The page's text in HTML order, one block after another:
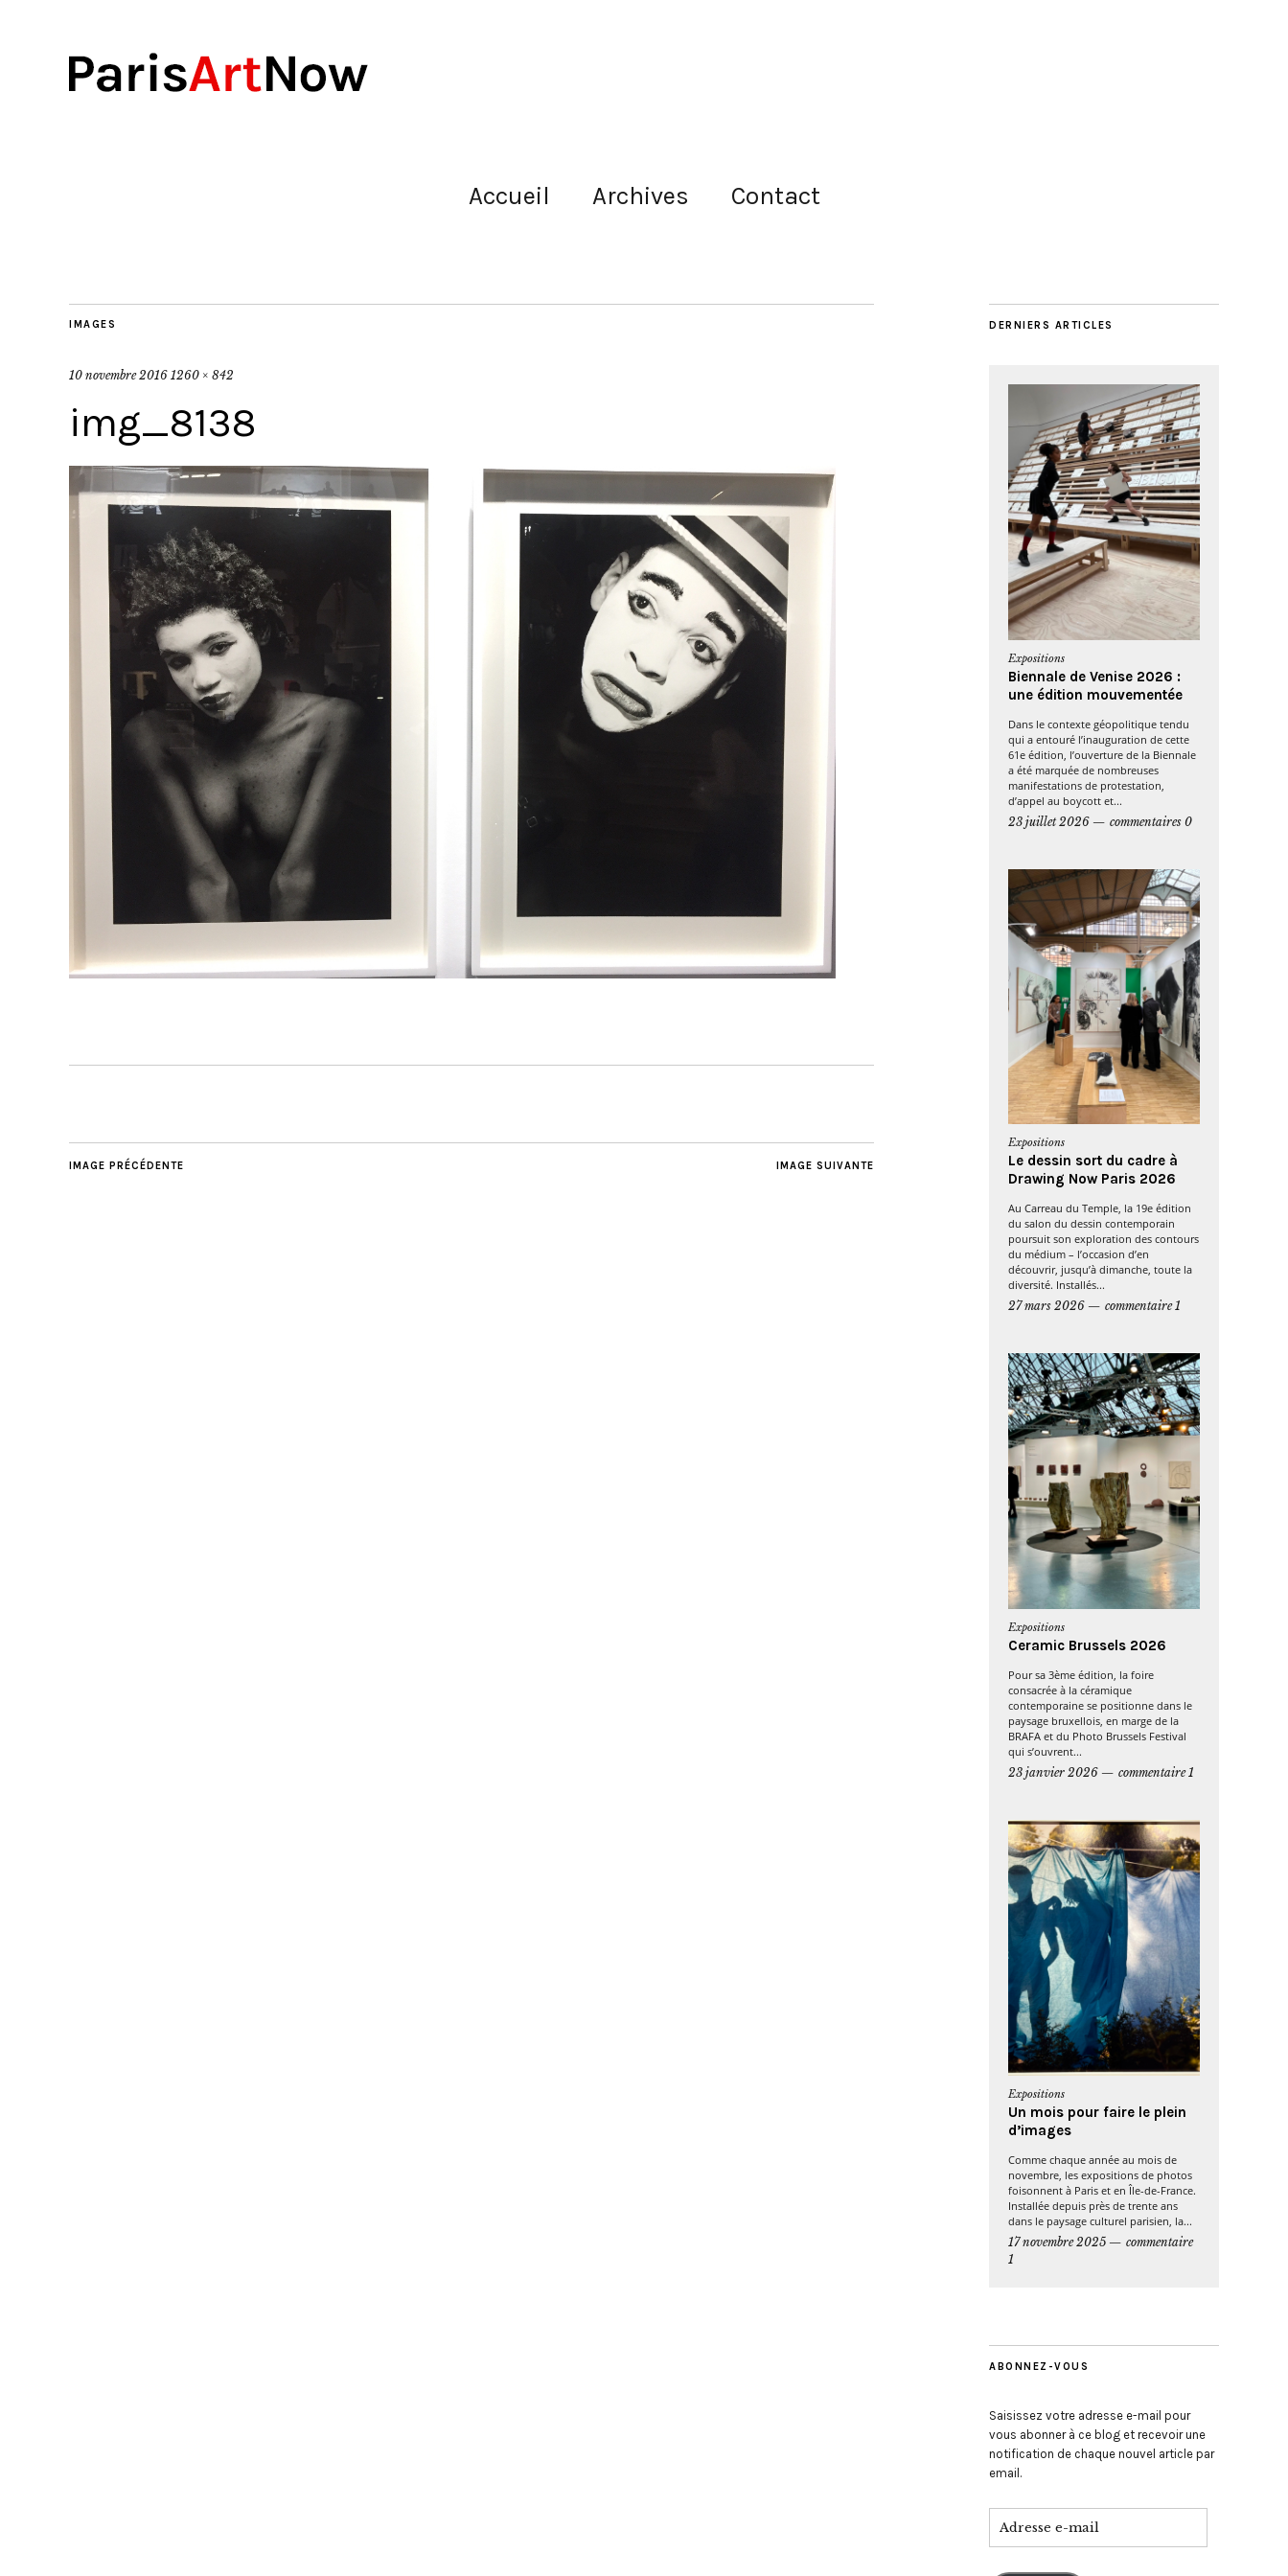
Accueil Archives Contact
IMAGES
10 novembre 2016 1260 × 842
img_8138
IMAGE SUIVANTE
IMAGE PRÉCÉDENTE
DERNIERS ARTICLES
Expositions
Biennale de Venise 2026 :
une édition mouvementée
Dans le contexte géopolitique tendu
qui a entouré l’inauguration de cette
61e édition, l’ouverture de la Biennale
a été marquée de nombreuses
manifestations de protestation,
d’appel au boycott et...
23 juillet 2026
commentaires 0
Expositions
Le dessin sort du cadre à
Drawing Now Paris 2026
Au Carreau du Temple, la 19e édition
du salon du dessin contemporain
poursuit son exploration des contours
du médium – l’occasion d’en
découvrir, jusqu’à dimanche, toute la
diversité. Installés...
27 mars 2026
commentaire 1
Expositions
Ceramic Brussels 2026
Pour sa 3ème édition, la foire
consacrée à la céramique
contemporaine se positionne dans le
paysage bruxellois, en marge de la
BRAFA et du Photo Brussels Festival
qui s’ouvrent...
23 janvier 2026
commentaire 1
Expositions
Un mois pour faire le plein
d’images
Comme chaque année au mois de
novembre, les expositions de photos
foisonnent à Paris et en Île-de-France.
Installée depuis près de trente ans
dans le paysage culturel parisien, la...
17 novembre 2025
commentaire
1
ABONNEZ-VOUS
Saisissez votre adresse e-mail pour
vous abonner à ce blog et recevoir une
notification de chaque nouvel article par
email.